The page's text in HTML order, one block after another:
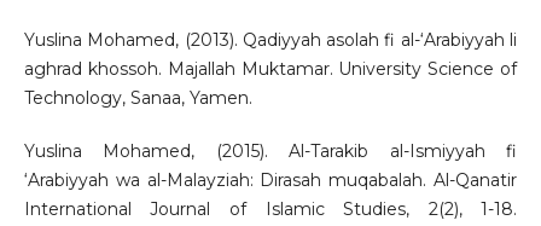
Yuslina Mohamed, (2013). Qadiyyah asolah fi al-‘Arabiyyah li
aghrad khossoh. Majallah Muktamar. University Science of
Technology, Sanaa, Yamen.
Yuslina Mohamed, (2015). Al-Tarakib al-Ismiyyah fi
‘Arabiyyah wa al-Malayziah: Dirasah muqabalah. Al-Qanatir
International Journal of Islamic Studies, 2(2), 1-18.